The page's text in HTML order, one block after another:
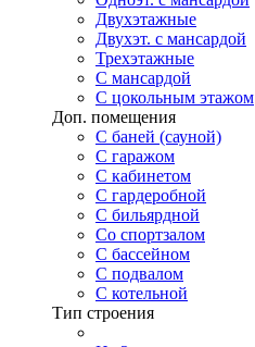
Двухэтажные
Двухэт. с мансардой
Трехэтажные
С мансардой
С цокольным этажом
Доп. помещения
С баней (сауной)
С гаражом
С кабинетом
С гардеробной
С бильярдной
Со спортзалом
С бассейном
С подвалом
С котельной
Тип строения